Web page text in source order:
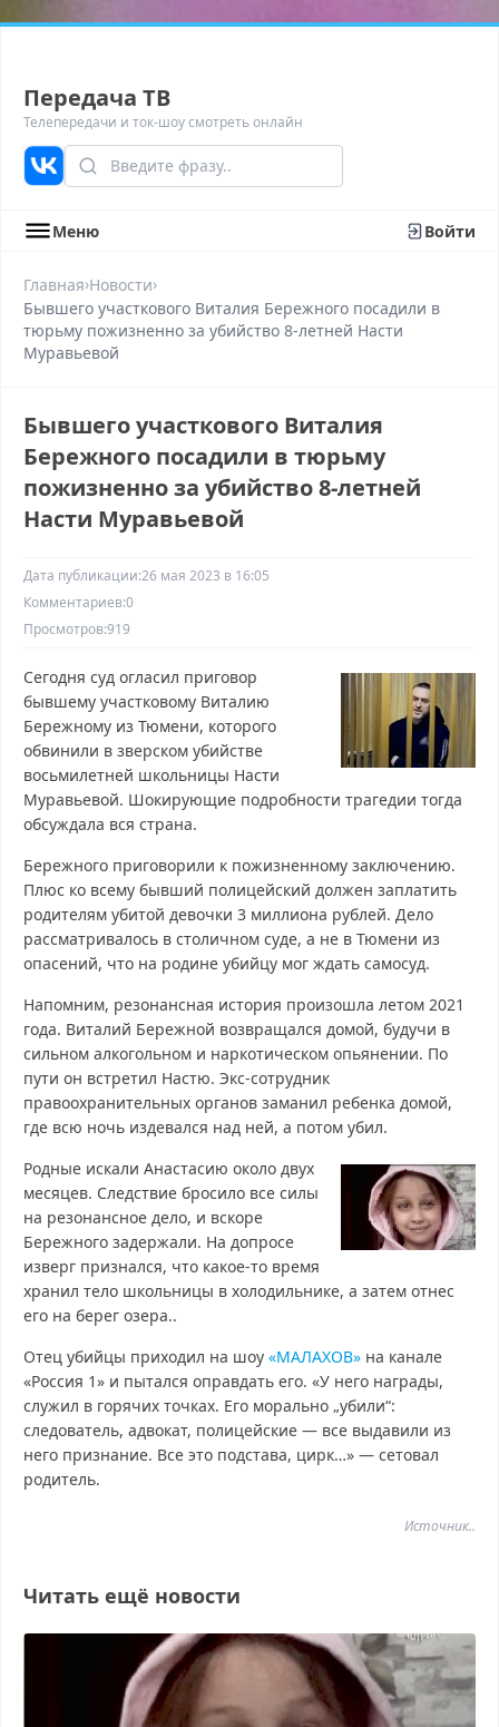
Передача ТВ
Телепередачи и ток-шоу смотреть онлайн
Меню Войти
Главная›Новости›
Бывшего участкового Виталия Бережного посадили в
тюрьму пожизненно за убийство 8-летней Насти
Муравьевой
Бывшего участкового Виталия
Бережного посадили в тюрьму
пожизненно за убийство 8-летней
Насти Муравьевой
Дата публикации:26 мая 2023 в 16:05
Комментариев:0
Просмотров:919
Сегодня суд огласил приговор
бывшему участковому Виталию
Бережному из Тюмени, которого
обвинили в зверском убийстве
восьмилетней школьницы Насти
Муравьевой. Шокирующие подробности трагедии тогда
обсуждала вся страна.
Бережного приговорили к пожизненному заключению.
Плюс ко всему бывший полицейский должен заплатить
родителям убитой девочки 3 миллиона рублей. Дело
рассматривалось в столичном суде, а не в Тюмени из
опасений, что на родине убийцу мог ждать самосуд.
Напомним, резонансная история произошла летом 2021
года. Виталий Бережной возвращался домой, будучи в
сильном алкогольном и наркотическом опьянении. По
пути он встретил Настю. Экс-сотрудник
правоохранительных органов заманил ребенка домой,
где всю ночь издевался над ней, а потом убил.
Родные искали Анастасию около двух
месяцев. Следствие бросило все силы
на резонансное дело, и вскоре
Бережного задержали. На допросе
изверг признался, что какое-то время
хранил тело школьницы в холодильнике, а затем отнес
его на берег озера..
Отец убийцы приходил на шоу «МАЛАХОВ» на канале
«Россия 1» и пытался оправдать его. «У него награды,
служил в горячих точках. Его морально „убили“:
следователь, адвокат, полицейские — все выдавили из
него признание. Все это подстава, цирк…» — сетовал
родитель.
Источник..
Читать ещё новости